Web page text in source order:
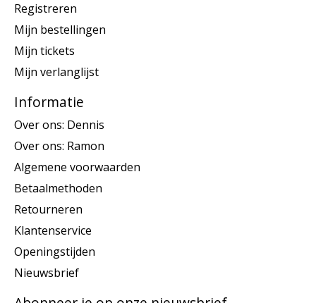
Registreren
Mijn bestellingen
Mijn tickets
Mijn verlanglijst
Informatie
Over ons: Dennis
Over ons: Ramon
Algemene voorwaarden
Betaalmethoden
Retourneren
Klantenservice
Openingstijden
Nieuwsbrief